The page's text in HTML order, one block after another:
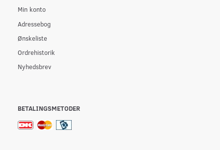
Min konto
Adressebog
Ønskeliste
Ordrehistorik
Nyhedsbrev
BETALINGSMETODER